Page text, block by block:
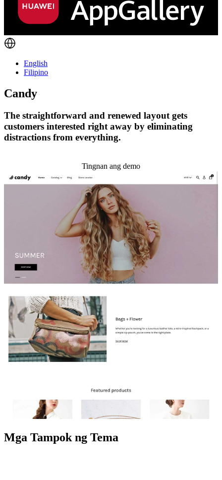
English
Filipino
Candy
The straightforward and renewed layout gets
customers interested right away by eliminating
distractions from everything.
Tingnan ang demo
Mga Tampok ng Tema